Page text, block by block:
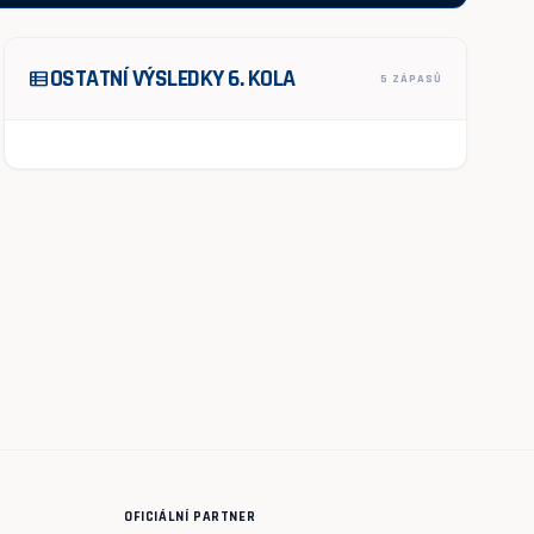
view_listOSTATNÍ VÝSLEDKY 6. KOLA 5 ZÁPASŮ
OFICIÁLNÍ PARTNER